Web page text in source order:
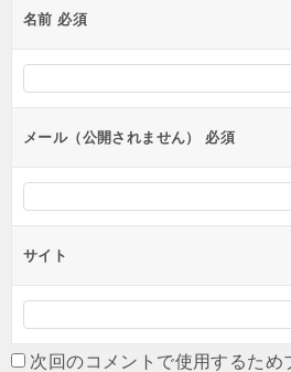
ー
シ
ン
名前 必須
メール（公開されません） 必須
サイト
次回のコメントで使用するため